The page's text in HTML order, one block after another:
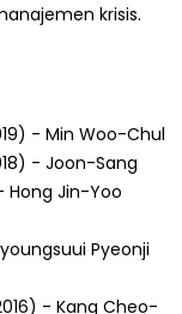
krisis.
- Min Woo-Chul
- Joon-Sang
Hong Jin-Yoo
Pyeonji
- Kang Cheo-